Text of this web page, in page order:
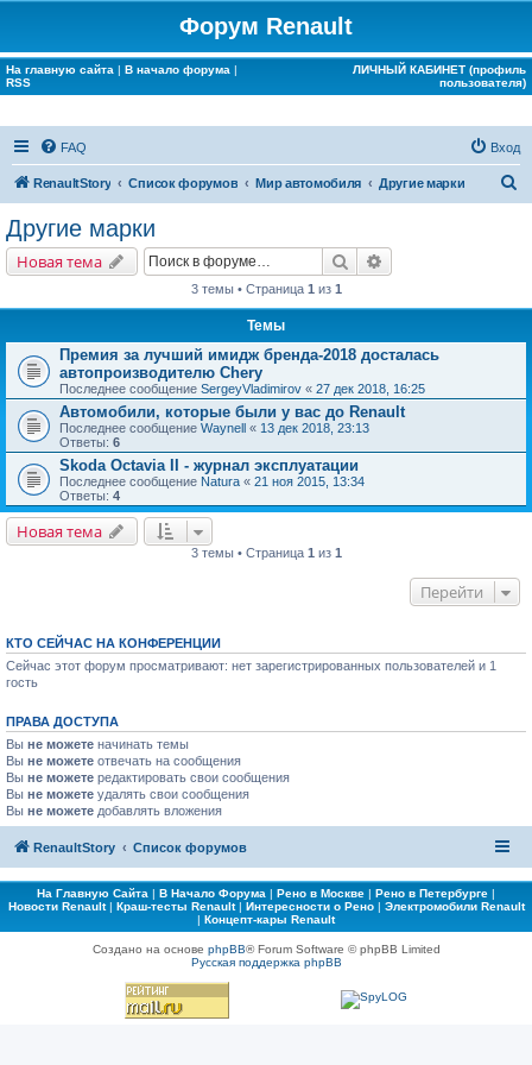
Форум Renault
На главную сайта | В начало форума |
RSS
ЛИЧНЫЙ КАБИНЕТ (профиль
пользователя)
FAQ Вход
RenaultStory Список форумов Мир автомобиля Другие марки
Другие марки
Новая тема Поиск
3 темы • Страница 1 из 1
Темы
Премия за лучший имидж бренда-2018 досталась
автопроизводителю Chery
Последнее сообщение SergeyVladimirov « 27 дек 2018, 16:25
Автомобили, которые были у вас до Renault
Последнее сообщение Waynell « 13 дек 2018, 23:13
Ответы: 6
Skoda Octavia II - журнал эксплуатации
Последнее сообщение Natura « 21 ноя 2015, 13:34
Ответы: 4
Новая тема
3 темы • Страница 1 из 1
Перейти
КТО СЕЙЧАС НА КОНФЕРЕНЦИИ
Сейчас этот форум просматривают: нет зарегистрированных пользователей и 1
гость
ПРАВА ДОСТУПА
Вы не можете начинать темы
Вы не можете отвечать на сообщения
Вы не можете редактировать свои сообщения
Вы не можете удалять свои сообщения
Вы не можете добавлять вложения
RenaultStory Список форумов
На Главную Сайта | В Начало Форума | Рено в Москве | Рено в Петербурге |
Новости Renault| Краш-тесты Renault| Интересности о Рено| Электромобили Renault
| Концепт-кары Renault
Создано на основе phpBB® Forum Software © phpBB Limited
Русская поддержка phpBB